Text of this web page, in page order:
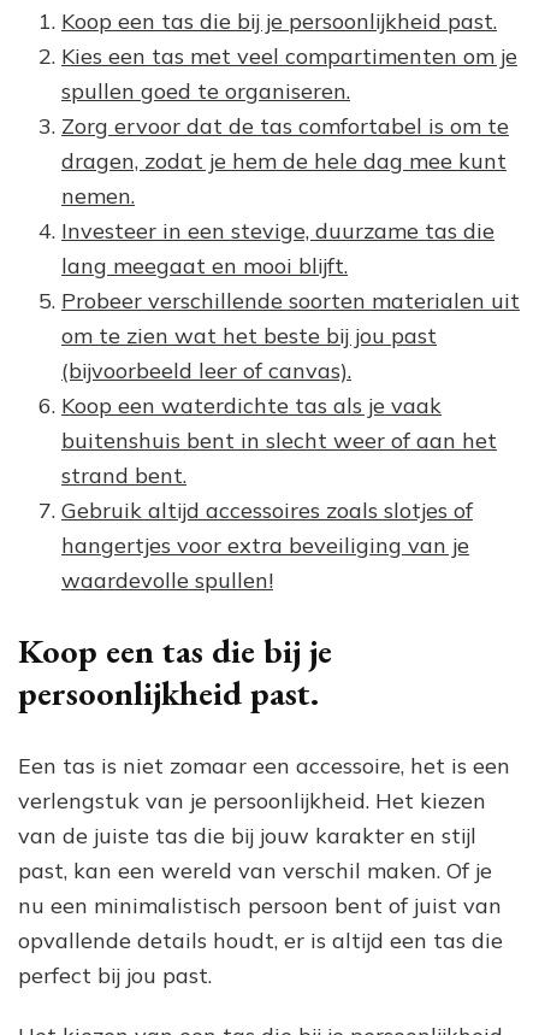
Koop een tas die bij je persoonlijkheid past.
Kies een tas met veel compartimenten om je
spullen goed te organiseren.
Zorg ervoor dat de tas comfortabel is om te
dragen, zodat je hem de hele dag mee kunt
nemen.
Investeer in een stevige, duurzame tas die
lang meegaat en mooi blijft.
Probeer verschillende soorten materialen uit
om te zien wat het beste bij jou past
(bijvoorbeeld leer of canvas).
Koop een waterdichte tas als je vaak
buitenshuis bent in slecht weer of aan het
strand bent.
Gebruik altijd accessoires zoals slotjes of
hangertjes voor extra beveiliging van je
waardevolle spullen!
Koop een tas die bij je
persoonlijkheid past.
Een tas is niet zomaar een accessoire, het is een
verlengstuk van je persoonlijkheid. Het kiezen
van de juiste tas die bij jouw karakter en stijl
past, kan een wereld van verschil maken. Of je
nu een minimalistisch persoon bent of juist van
opvallende details houdt, er is altijd een tas die
perfect bij jou past.